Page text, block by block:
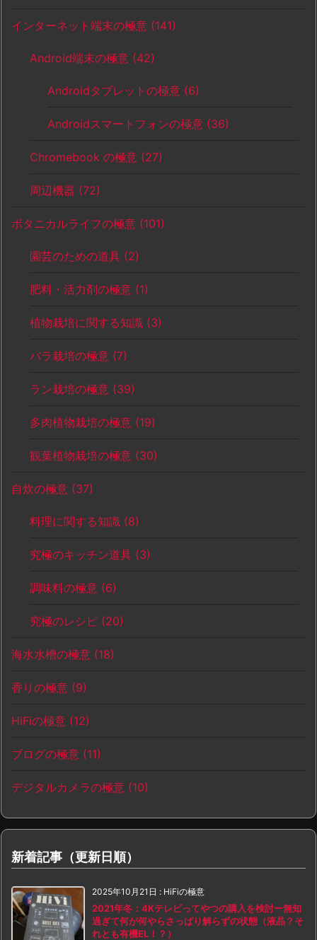
インターネット端末の極意 (141)
Android端末の極意 (42)
Androidタブレットの極意 (6)
Androidスマートフォンの極意 (36)
Chromebook の極意 (27)
周辺機器 (72)
ボタニカルライフの極意 (101)
園芸のための道具 (2)
肥料・活力剤の極意 (1)
植物栽培に関する知識 (3)
バラ栽培の極意 (7)
ラン栽培の極意 (39)
多肉植物栽培の極意 (19)
観葉植物栽培の極意 (30)
自炊の極意 (37)
料理に関する知識 (8)
究極のキッチン道具 (3)
調味料の極意 (6)
究極のレシピ (20)
海水水槽の極意 (18)
香りの極意 (9)
HiFiの極意 (12)
ブログの極意 (11)
デジタルカメラの極意 (10)
新着記事（更新日順）
2025年10月21日 : HiFiの極意
2021年冬：4Kテレビってやつの購入を検討ー無知
過ぎて何が何やらさっぱり解らずの状態（液晶？そ
れとも有機EL！？）